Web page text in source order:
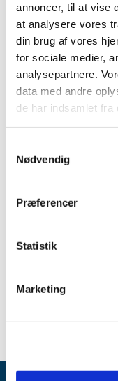
annoncer, til at vise
at analysere vores
din brug af vores
for sociale medier,
analysepartnere.
data med andre
de har indsamlet fra
Nødvendig
Præferencer
Statistik
Marketing
2020 (62)
2019 (20)
2018 (37)
2017 (48)
2016 (43)
2013 (3)
July (1)
April (1)
2011 (13)
2009 (14)
2006 (10)